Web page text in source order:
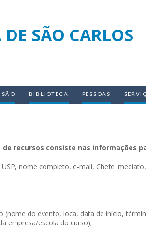
SÃO CARLOS
BIBLIOTECA PESSOAS
recursos consiste nas informações
USP, nome completo, e-mail, Chefe
(nome do evento, loca, data de início,
empresa/escola do curso);